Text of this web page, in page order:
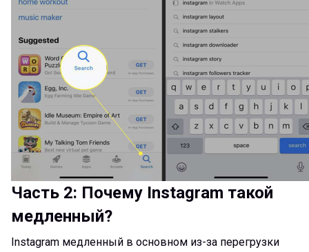
Часть 2: Почему Instagram такой
медленный?
Instagram медленный в основном из-за перегрузки